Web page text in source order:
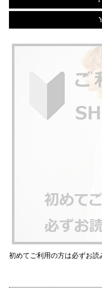
初めてご利用の方は必ずお読